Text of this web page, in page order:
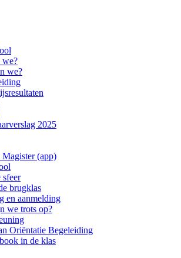
we?
we?
2025
(app)
sfeer
brugklas
en aanmelding
we trots op?
Oriëntatie Begeleiding
in de klas